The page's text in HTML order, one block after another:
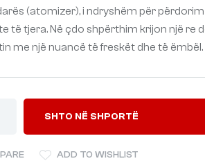
(atomizer), i ndryshëm për
të tjera. Në çdo shpërthim krijon një re
me një nuancë të freskët dhe të ëmbël.
SHTO NË SHPORTË
ADD TO WISHLIST